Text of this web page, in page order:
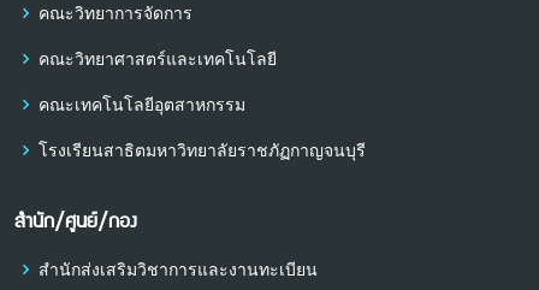
คณะวิทยาการจัดการ
คณะวิทยาศาสตร์และเทคโนโลยี
คณะเทคโนโลยีอุตสาหกรรม
โรงเรียนสาธิตมหาวิทยาลัยราชภัฏกาญจนบุรี
สำนัก/ศูนย์/กอง
สำนักส่งเสริมวิชาการและงานทะเบียน